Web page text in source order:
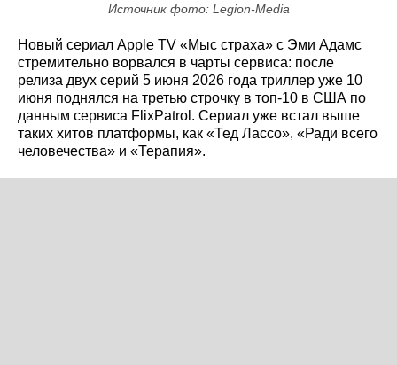
Источник фото: Legion-Media
Новый сериал Apple TV «Мыс страха» с Эми Адамс
стремительно ворвался в чарты сервиса: после
релиза двух серий 5 июня 2026 года триллер уже 10
июня поднялся на третью строчку в топ‑10 в США по
данным сервиса FlixPatrol. Сериал уже встал выше
таких хитов платформы, как «Тед Лассо», «Ради всего
человечества» и «Терапия».